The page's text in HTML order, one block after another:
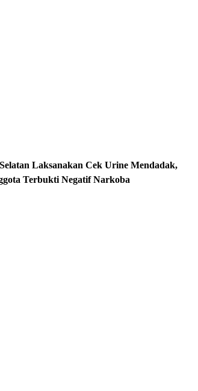
Laksanakan Cek Urine Mendadak,
Terbukti Negatif Narkoba